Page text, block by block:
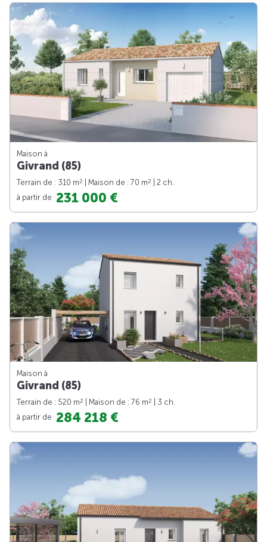
Maison à
Givrand (85)
Terrain de : 310 m2 | Maison de : 70 m2
| 2 ch.
à partir de 231 000 €
Maison à
Givrand (85)
Terrain de : 520 m2 | Maison de : 76 m2
| 3 ch.
à partir de 284 218 €